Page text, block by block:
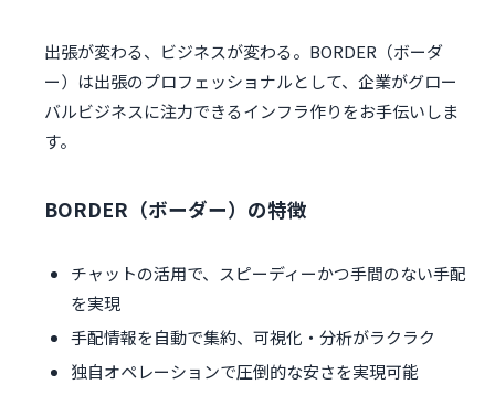
出張が変わる、ビジネスが変わる。BORDER（ボーダ
ー）は出張のプロフェッショナルとして、企業がグロー
バルビジネスに注力できるインフラ作りをお手伝いしま
す。
BORDER（ボーダー）の特徴
チャットの活用で、スピーディーかつ手間のない手配
を実現
手配情報を自動で集約、可視化・分析がラクラク
独自オペレーションで圧倒的な安さを実現可能